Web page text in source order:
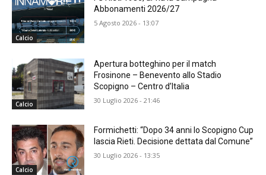
Calcio
Abbonamenti 2026/27
5 Agosto 2026 - 13:07
Calcio
Apertura botteghino per il match
Frosinone – Benevento allo Stadio
Scopigno – Centro d’Italia
30 Luglio 2026 - 21:46
Calcio
Formichetti: “Dopo 34 anni lo Scopigno Cup
lascia Rieti. Decisione dettata dal Comune”
30 Luglio 2026 - 13:35